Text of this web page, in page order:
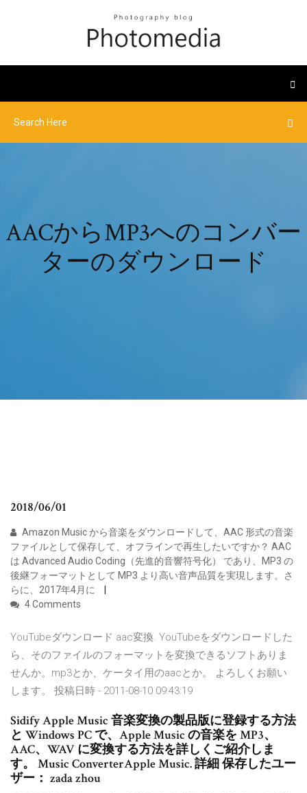
AACからMP3へのコンバー
ターのダウンロード
2018/06/01
Amazon Music から音楽をダウンロードして、AAC 形式の音楽
ファイルとして保存して、オフラインで再生したいですか？ AAC
は Advanced Audio Coding（先進的音響符号化） であり、MP3 の
後継フォーマットとして MP3 より高い音声品質を実現します。さ
らに、2017年4月に
4 Comments
YouTubeダウンロード aac変換. YouTubeをダウンロードした
ら、そのファイルのフォーマットを変換できるソフトありま
せんか。mp3とか、ケータイ用のaacとか。 よろしくお願い
します。 投稿日時 - 2011-08-10 09:43:19
Sidify Apple Music 音楽変換の製品版に登録する方法
と Windows PC で、Apple Music の音楽を MP3、
AAC、WAV に変換する方法を詳しくご紹介しま
す。 Music ConverterApple Music. 詳細 保存したユー
ザー： zada zhou